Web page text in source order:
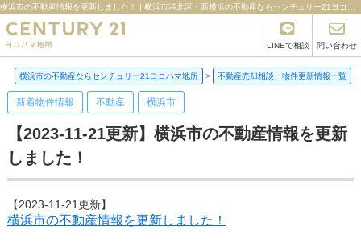
LINEで相談 問い合わせ
横浜市の不動産ならセンチュリー21ヨコハマ地所 > 不動産売却相談・物件更新情報一覧
新着物件情報 不動産 横浜市
【2023-11-21更新】横浜市の不動産情報を更新
しました！
【2023-11-21更新】
横浜市の不動産情報を更新しました！